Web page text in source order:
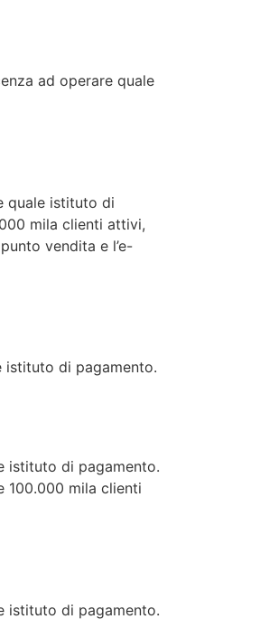
ad operare quale
quale istituto di
mila clienti attivi,
vendita e l’e-
istituto di pagamento.
istituto di pagamento.
100.000 mila clienti
istituto di pagamento.